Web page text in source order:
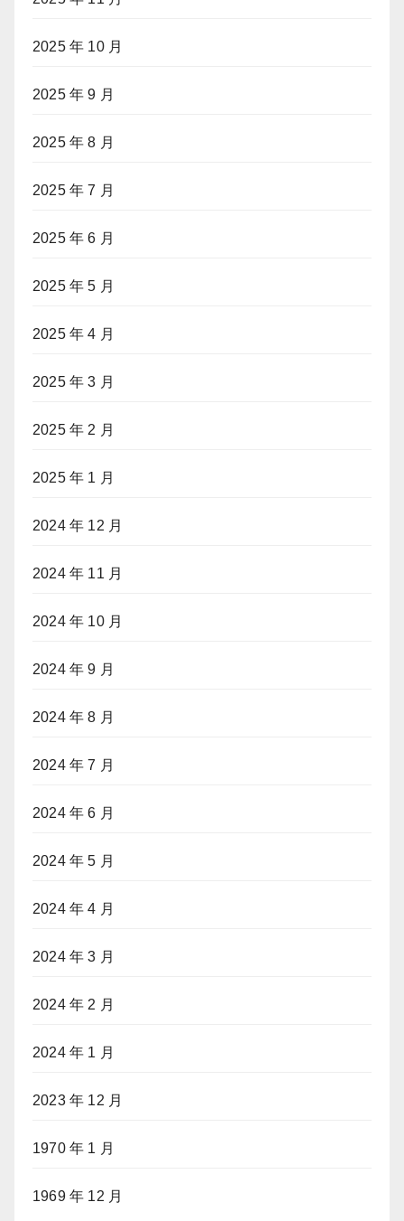
2025 年 10 月
2025 年 9 月
2025 年 8 月
2025 年 7 月
2025 年 6 月
2025 年 5 月
2025 年 4 月
2025 年 3 月
2025 年 2 月
2025 年 1 月
2024 年 12 月
2024 年 11 月
2024 年 10 月
2024 年 9 月
2024 年 8 月
2024 年 7 月
2024 年 6 月
2024 年 5 月
2024 年 4 月
2024 年 3 月
2024 年 2 月
2024 年 1 月
2023 年 12 月
1970 年 1 月
1969 年 12 月